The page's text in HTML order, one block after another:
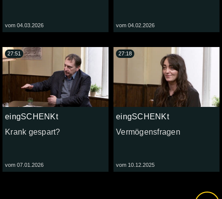
vom 04.03.2026 vom 04.02.2026
eingSCHENKt
Krank gespart?
vom 07.01.2026
27:51
eingSCHENKt
Vermögensfragen
vom 10.12.2025
27:18